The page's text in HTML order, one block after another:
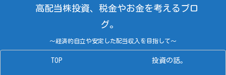
高配当株投資、税金やお金を考えるブロ
グ。
～経済的自立や安定した配当収入を目指して～
TOP 投資の話。